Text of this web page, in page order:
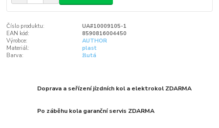
Číslo produktu:
UA#10009105-1
EAN kód:
8590816004450
Výrobce:
AUTHOR
Materiál:
plast
Barva:
žlutá
Doprava a seřízení jízdních kol a elektrokol ZDARMA
Po záběhu kola garanční servis ZDARMA